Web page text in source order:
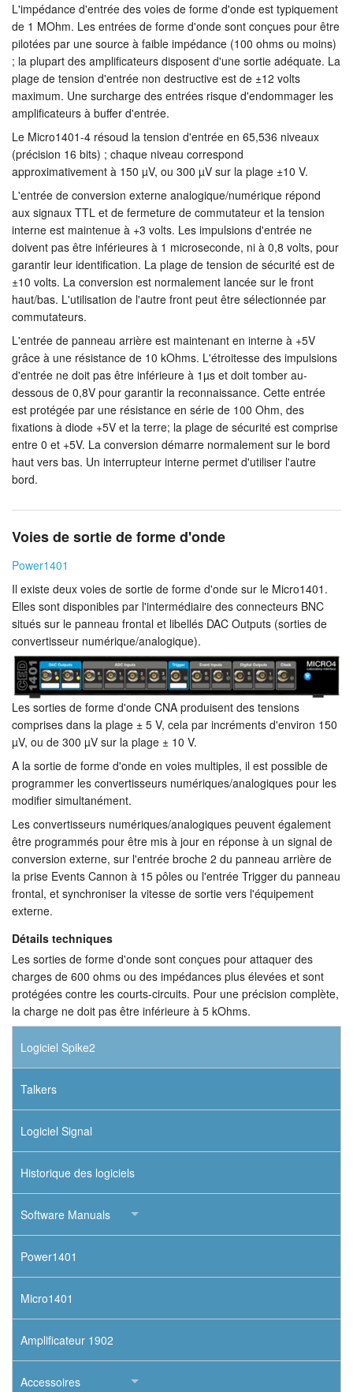
L'impédance d'entrée des voies de forme d'onde est typiquement
de 1 MOhm. Les entrées de forme d'onde sont conçues pour être
pilotées par une source à faible impédance (100 ohms ou moins)
; la plupart des amplificateurs disposent d'une sortie adéquate. La
plage de tension d'entrée non destructive est de ±12 volts
maximum. Une surcharge des entrées risque d'endommager les
amplificateurs à buffer d'entrée.
Le Micro1401-4 résoud la tension d'entrée en 65,536 niveaux
(précision 16 bits) ; chaque niveau correspond
approximativement à 150 µV, ou 300 µV sur la plage ±10 V.
L'entrée de conversion externe analogique/numérique répond
aux signaux TTL et de fermeture de commutateur et la tension
interne est maintenue à +3 volts. Les impulsions d'entrée ne
doivent pas être inférieures à 1 microseconde, ni à 0,8 volts, pour
garantir leur identification. La plage de tension de sécurité est de
±10 volts. La conversion est normalement lancée sur le front
haut/bas. L'utilisation de l'autre front peut être sélectionnée par
commutateurs.
L'entrée de panneau arrière est maintenant en interne à +5V
grâce à une résistance de 10 kOhms. L'étroitesse des impulsions
d'entrée ne doit pas être inférieure à 1µs et doit tomber au-
dessous de 0,8V pour garantir la reconnaissance. Cette entrée
est protégée par une résistance en série de 100 Ohm, des
fixations à diode +5V et la terre; la plage de sécurité est comprise
entre 0 et +5V. La conversion démarre normalement sur le bord
haut vers bas. Un interrupteur interne permet d'utiliser l'autre
bord.
Voies de sortie de forme d'onde
Power1401
Il existe deux voies de sortie de forme d'onde sur le Micro1401.
Elles sont disponibles par l'intermédiaire des connecteurs BNC
situés sur le panneau frontal et libellés DAC Outputs (sorties de
convertisseur numérique/analogique).
Les sorties de forme d'onde CNA produisent des tensions
comprises dans la plage ± 5 V, cela par incréments d'environ 150
µV, ou de 300 µV sur la plage ± 10 V.
A la sortie de forme d'onde en voies multiples, il est possible de
programmer les convertisseurs numériques/analogiques pour les
modifier simultanément.
Les convertisseurs numériques/analogiques peuvent également
être programmés pour être mis à jour en réponse à un signal de
conversion externe, sur l'entrée broche 2 du panneau arrière de
la prise Events Cannon à 15 pôles ou l'entrée Trigger du panneau
frontal, et synchroniser la vitesse de sortie vers l'équipement
externe.
Détails techniques
Les sorties de forme d'onde sont conçues pour attaquer des
charges de 600 ohms ou des impédances plus élevées et sont
protégées contre les courts-circuits. Pour une précision complète,
la charge ne doit pas être inférieure à 5 kOhms.
Logiciel Spike2
Talkers
Logiciel Signal
Historique des logiciels
Software Manuals
Power1401
Micro1401
Amplificateur 1902
Accessoires